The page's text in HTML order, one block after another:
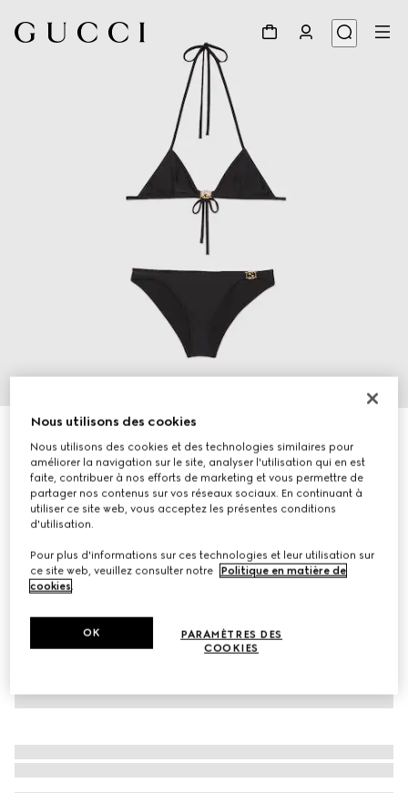
CHF 580
Déclinaisonsnoir
Nous utilisons des cookies
Nous utilisons des cookies et des technologies similaires pour
améliorer la navigation sur le site, analyser l'utilisation qui en est
faite, contribuer à nos efforts de marketing et vous permettre de
partager nos contenus sur vos réseaux sociaux. En continuant à
utiliser ce site web, vous acceptez les présentes conditions
d'utilisation.
Pour plus d'informations sur ces technologies et leur utilisation sur
ce site web, veuillez consulter notre
Politique en matière de
cookies.
PARAMÈTRES DES
COOKIES
OK